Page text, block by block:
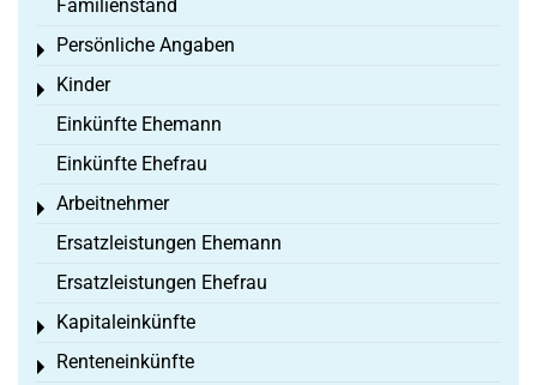
Familienstand
Persönliche Angaben
Toggle menu
Kinder
Toggle menu
Einkünfte Ehemann
Einkünfte Ehefrau
Arbeitnehmer
Toggle menu
Ersatzleistungen Ehemann
Ersatzleistungen Ehefrau
Kapitaleinkünfte
Toggle menu
Renteneinkünfte
Toggle menu